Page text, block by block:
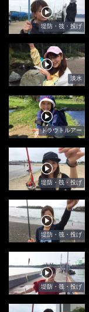
堤防・筏・投げ
淡水
トラウトルアー
堤防・筏・投げ
堤防・筏・投げ
堤防・筏・投げ